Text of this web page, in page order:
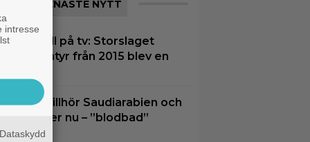
SENASTE NYTT
Ikväll på tv: Storslaget
äventyr från 2015 blev en
|EA tillhör Saudiarabien och
Kushner nu – ”blodbad”
intresse
Dataskydd